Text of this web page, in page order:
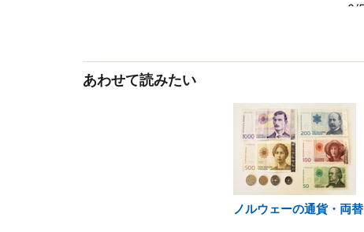
あわせて読みたい
ノルウェーの通貨・両替